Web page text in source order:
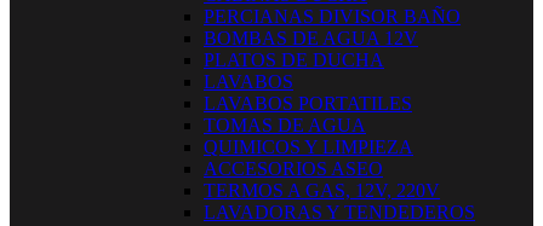
PERCIANAS DIVISOR BAÑO
BOMBAS DE AGUA 12V
PLATOS DE DUCHA
LAVABOS
LAVABOS PORTATILES
TOMAS DE AGUA
QUIMICOS Y LIMPIEZA
ACCESORIOS ASEO
TERMOS A GAS, 12V, 220V
LAVADORAS Y TENDEDEROS